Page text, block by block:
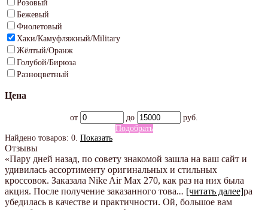
Розовый
Бежевый
Фиолетовый
Хаки/Камуфляжный/Military
Жёлтый/Оранж
Голубой/Бирюза
Разноцветный
Цена
от до
руб.
Подобрать
Найдено товаров: 0. Показать
Отзывы
«Пару дней назад, по совету знакомой зашла на ваш сайт и
удивилась ассортименту оригинальных и стильных
кроссовок. Заказала Nike Air Max 270, как раз на них была
акция. После получение заказанного това... [читать далее]ра
убедилась в качестве и практичности. Ой, большое вам